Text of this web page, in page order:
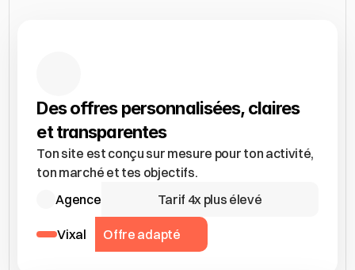
Des offres personnalisées, claires
et transparentes
Ton site est conçu sur mesure pour ton activité,
ton marché et tes objectifs.
Agence
Tarif 4x plus élevé
Vixal Offre adapté